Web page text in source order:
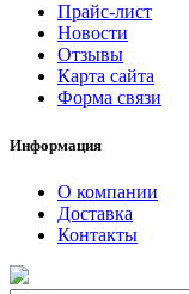
Прайс-лист
Новости
Отзывы
Карта сайта
Форма связи
Информация
О компании
Доставка
Контакты